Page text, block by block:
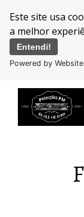
Este site usa
a melhor
Entendi!
Powered by